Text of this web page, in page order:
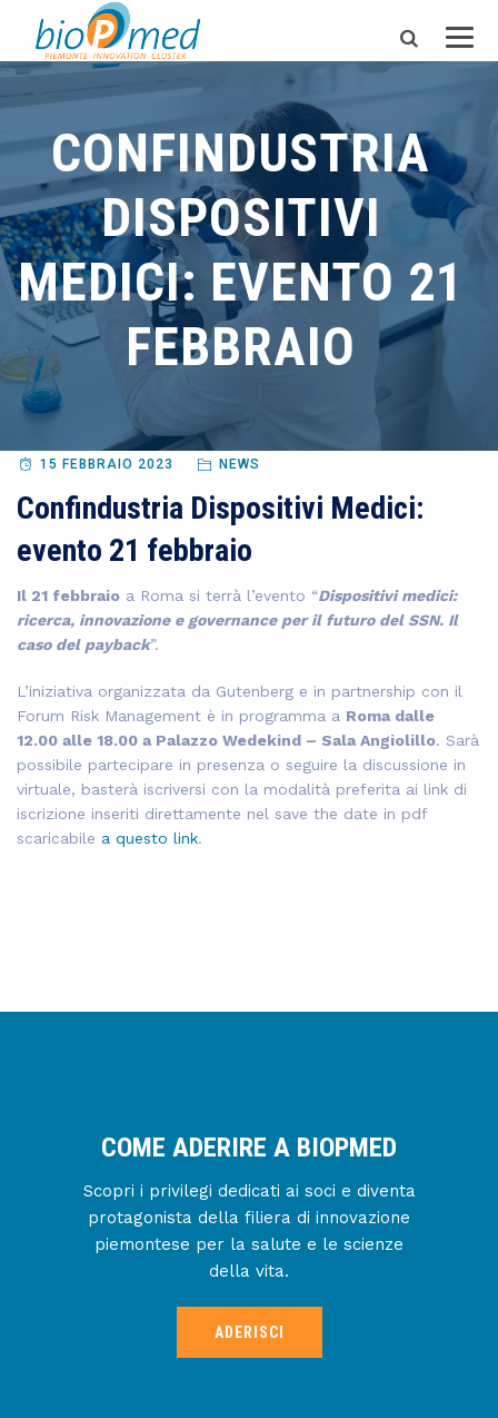
CONFINDUSTRIA
DISPOSITIVI
MEDICI: EVENTO 21
FEBBRAIO
15 FEBBRAIO 2023 NEWS
Confindustria Dispositivi Medici:
evento 21 febbraio
Il 21 febbraio a Roma si terrà l’evento “Dispositivi medici:
ricerca, innovazione e governance per il futuro del SSN. Il
caso del payback”.
L’iniziativa organizzata da Gutenberg e in partnership con il
Forum Risk Management è in programma a Roma dalle
12.00 alle 18.00 a Palazzo Wedekind – Sala Angiolillo. Sarà
possibile partecipare in presenza o seguire la discussione in
virtuale, basterà iscriversi con la modalità preferita ai link di
iscrizione inseriti direttamente nel save the date in pdf
scaricabile a questo link.
COME ADERIRE A BIOPMED
Scopri i privilegi dedicati ai soci e diventa
protagonista della filiera di innovazione
piemontese per la salute e le scienze
della vita.
ADERISCI